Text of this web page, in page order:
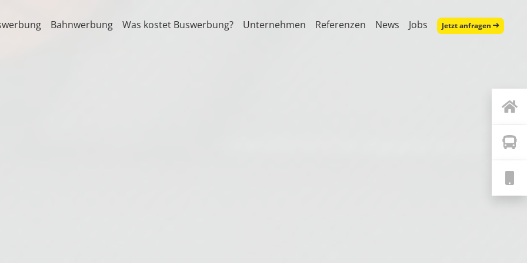
Bahnwerbung Was kostet Buswerbung? Unternehmen Referenzen News Jobs Jetzt anfragen